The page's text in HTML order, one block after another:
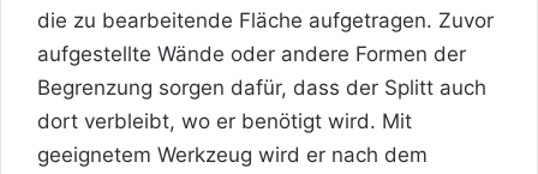
die zu bearbeitende Fläche aufgetragen. Zuvor
aufgestellte Wände oder andere Formen der
Begrenzung sorgen dafür, dass der Splitt auch
dort verbleibt, wo er benötigt wird. Mit
geeignetem Werkzeug wird er nach dem